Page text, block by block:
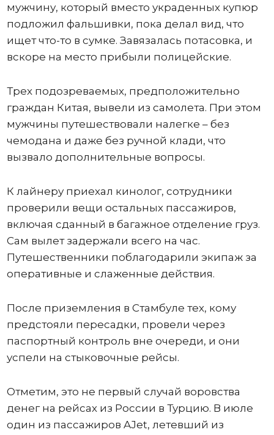
мужчину, который вместо украденных купюр
подложил фальшивки, пока делал вид, что
ищет что-то в сумке. Завязалась потасовка, и
вскоре на место прибыли полицейские.
Трех подозреваемых, предположительно
граждан Китая, вывели из самолета. При этом
мужчины путешествовали налегке – без
чемодана и даже без ручной клади, что
вызвало дополнительные вопросы.
К лайнеру приехал кинолог, сотрудники
проверили вещи остальных пассажиров,
включая сданный в багажное отделение груз.
Сам вылет задержали всего на час.
Путешественники поблагодарили экипаж за
оперативные и слаженные действия.
После приземления в Стамбуле тех, кому
предстояли пересадки, провели через
паспортный контроль вне очереди, и они
успели на стыковочные рейсы.
Отметим, это не первый случай воровства
денег на рейсах из России в Турцию. В июле
один из пассажиров AJet, летевший из